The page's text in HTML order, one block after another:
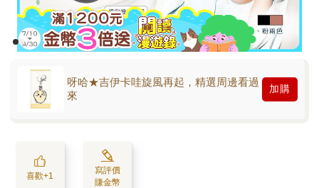
呀哈★吉伊卡哇旋風再起，精選周邊看過
來
加購
喜歡+1
寫評價
賺金幣